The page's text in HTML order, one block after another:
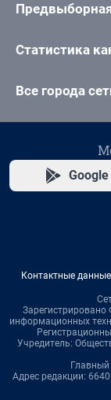
Статистика
Все города
Контактные
Зарегистрировано
информационных
Учредитель:
Главный
Адрес редакции: